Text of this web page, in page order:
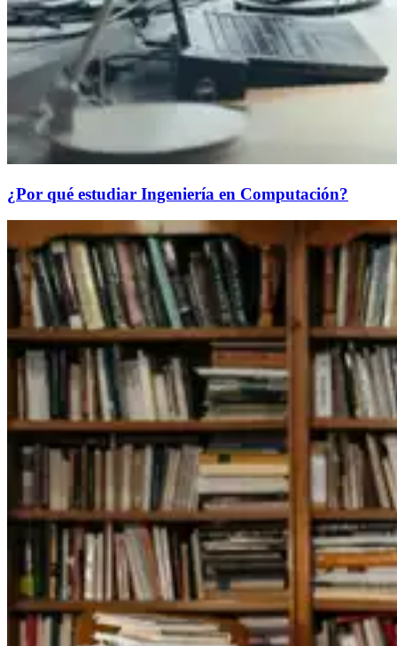
¿Por qué estudiar Ingeniería en Computación?